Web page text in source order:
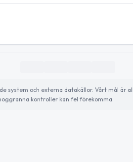
system och externa datakällor. Vårt mål är
kontroller kan fel förekomma.